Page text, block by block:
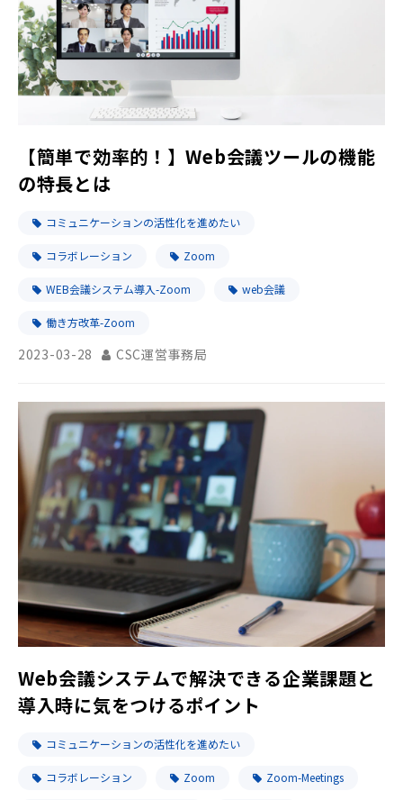
【簡単で効率的！】Web会議ツールの機能
の特長とは
コミュニケーションの活性化を進めたい
コラボレーション Zoom
WEB会議システム導入-Zoom web会議
働き方改革-Zoom
2023-03-28 CSC運営事務局
Web会議システムで解決できる企業課題と
導入時に気をつけるポイント
コミュニケーションの活性化を進めたい
コラボレーション Zoom Zoom-Meetings